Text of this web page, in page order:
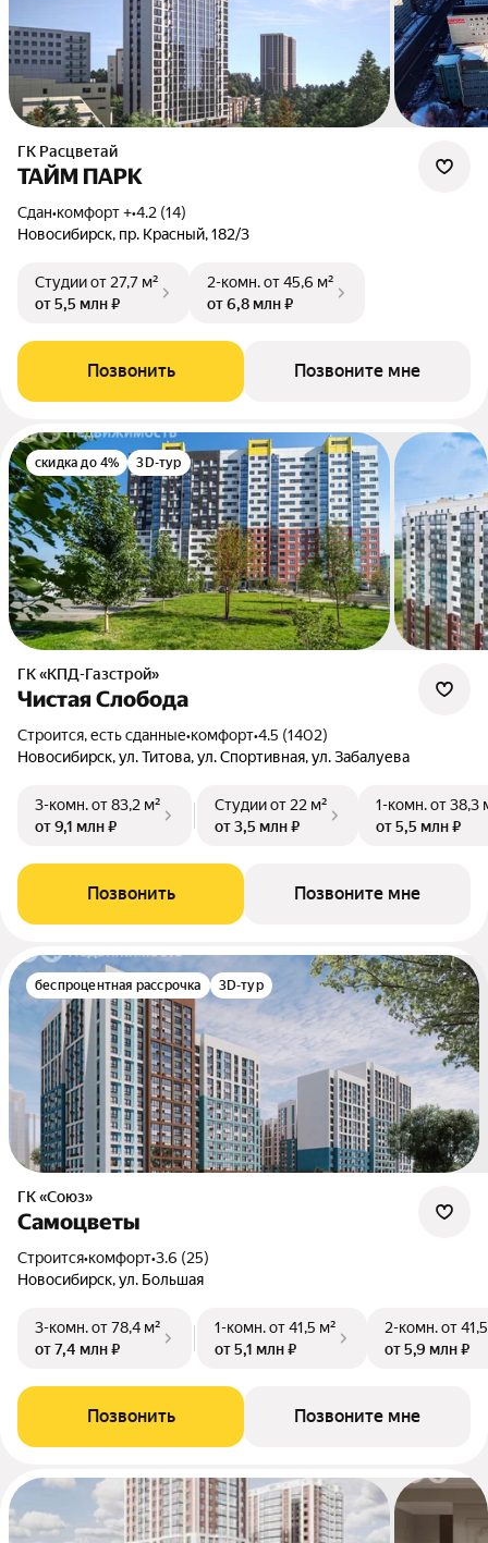
ГК Расцветай
ТАЙМ ПАРК
Сдан•комфорт +•4.2 (14)
Новосибирск, пр. Красный, 182/3
Студииот 27,7 м²
от 5,5 млн ₽
2-комн.от 45,6 м²
от 6,8 млн ₽
Позвонить Позвоните мне
скидка до 4% 3D-тур
ГК «КПД-Газстрой»
Чистая Слобода
Строится, есть сданные•комфорт•4.5 (1402)
Новосибирск, ул. Титова, ул. Спортивная, ул. Забалуева
3-комн.от 83,2 м²
от 9,1 млн ₽
Студииот 22 м²
от 3,5 млн ₽
1-комн.от 38,3
от 5,5 млн ₽
Позвонить Позвоните мне
беспроцентная рассрочка 3D-тур
ГК «Союз»
Самоцветы
Строится•комфорт•3.6 (25)
Новосибирск, ул. Большая
3-комн.от 78,4 м²
от 7,4 млн ₽
1-комн.от 41,5 м²
от 5,1 млн ₽
2-комн.от
от 5,9 млн ₽
Позвонить Позвоните мне